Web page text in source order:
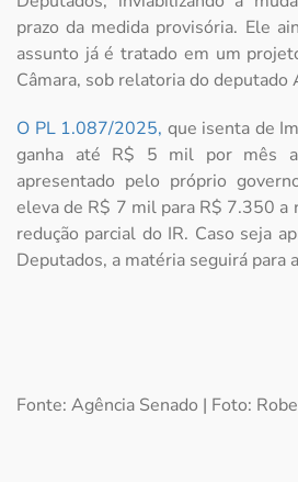
prazo da medida provisória. Ele
assunto já é tratado em um
Câmara, sob relatoria do
O PL 1.087/2025, que isenta de
ganha até R$ 5 mil por mês
apresentado pelo próprio
eleva de R$ 7 mil para R$ 7.350 a
redução parcial do IR. Caso seja
Deputados, a matéria seguirá para
Fonte: Agência Senado | Foto: